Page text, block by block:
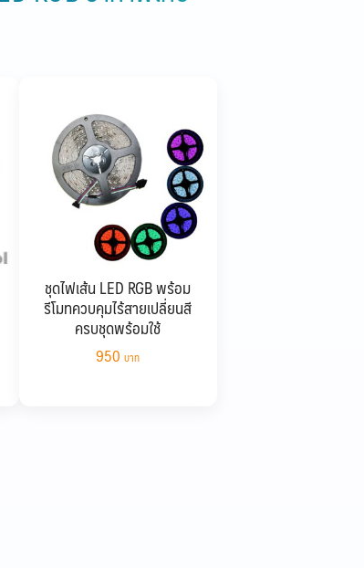
ชุดไฟเส้น LED RGB พร้อม
รีโมทควบคุมไร้สายเปลี่ยนสี
ครบชุดพร้อมใช้
950